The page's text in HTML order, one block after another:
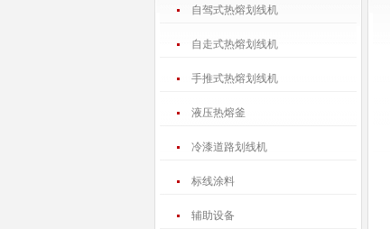
自驾式热熔划线机
自走式热熔划线机
手推式热熔划线机
液压热熔釜
冷漆道路划线机
标线涂料
辅助设备